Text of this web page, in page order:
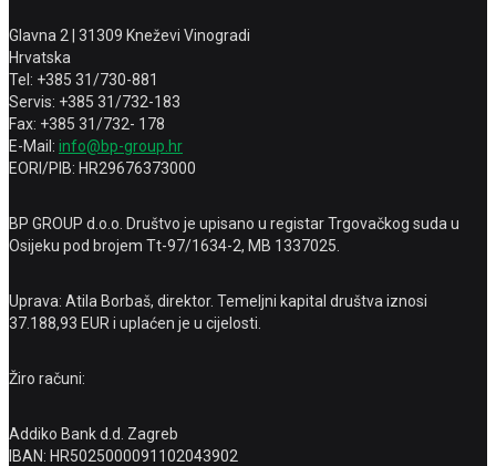
Glavna 2 | 31309 Kneževi Vinogradi
Hrvatska
Tel: +385 31/730-881
Servis: +385 31/732-183
Fax: +385 31/732- 178
E-Mail: info@bp-group.hr
EORI/PIB: HR29676373000
BP GROUP d.o.o. Društvo je upisano u registar Trgovačkog suda u
Osijeku pod brojem Tt-97/1634-2, MB 1337025.
Uprava: Atila Borbaš, direktor. Temeljni kapital društva iznosi
37.188,93 EUR i uplaćen je u cijelosti.
Žiro računi:
Addiko Bank d.d. Zagreb
IBAN: HR5025000091102043902